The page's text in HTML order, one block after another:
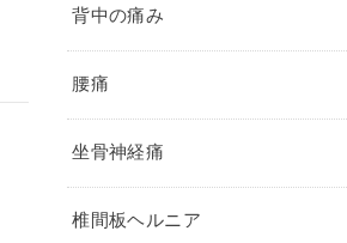
背中の痛み
腰痛
坐骨神経痛
椎間板ヘルニア